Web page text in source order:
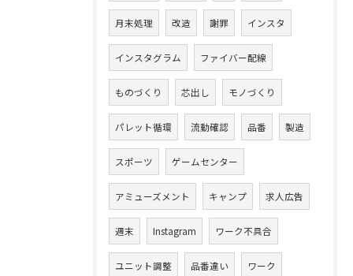
月末処理 改造 謝罪 インスタ
インスタグラム ファイバー配線
ものづくり 芯出し モノづくり
パレット循環 流動確認 品番 製造
スポーツ ゲームセンター
アミューズメント キャンプ 求人広告
週末 Instagram ワーク不具合
ユニット調整 品番違い ワーク